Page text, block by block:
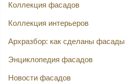
Коллекция фасадов
Коллекция интерьеров
Архразбор: как сделаны фасады
Энциклопедия фасадов
Новости фасадов